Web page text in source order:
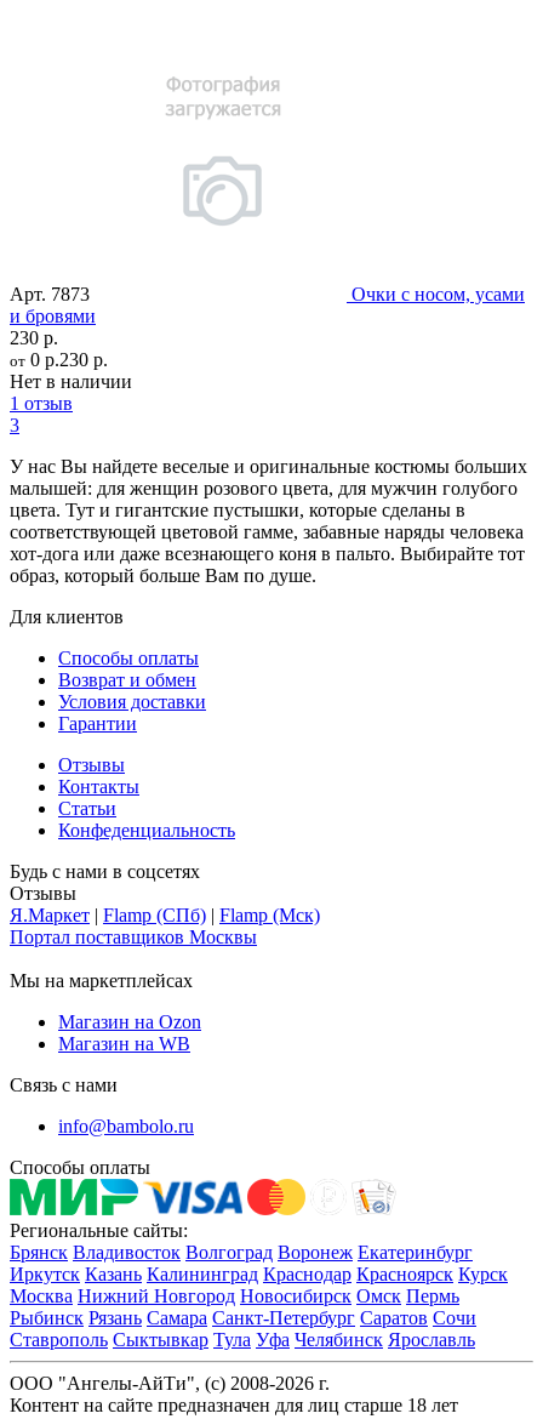
Арт. 7873
Очки с носом, усами
и бровями
230 р.
от 0 р.230 р.
Нет в наличии
1 отзыв
3
У нас Вы найдете веселые и оригинальные костюмы больших
малышей: для женщин розового цвета, для мужчин голубого
цвета. Тут и гигантские пустышки, которые сделаны в
соответствующей цветовой гамме, забавные наряды человека
хот-дога или даже всезнающего коня в пальто. Выбирайте тот
образ, который больше Вам по душе.
Для клиентов
Способы оплаты
Возврат и обмен
Условия доставки
Гарантии
Отзывы
Контакты
Статьи
Конфеденциальность
Будь с нами в соцсетях
Отзывы
Я.Маркет | Flamp (СПб) | Flamp (Мск)
Портал поставщиков Москвы
Мы на маркетплейсах
Магазин на Ozon
Магазин на WB
Связь с нами
info@bambolo.ru
Способы оплаты
Региональные сайты:
Брянск Владивосток Волгоград Воронеж Екатеринбург
Иркутск Казань Калининград Краснодар Красноярск Курск
Москва Нижний Новгород Новосибирск Омск Пермь
Рыбинск Рязань Самара Санкт-Петербург Саратов Сочи
Ставрополь Сыктывкар Тула Уфа Челябинск Ярославль
ООО "Ангелы-АйТи", (c) 2008-2026 г.
Контент на сайте предназначен для лиц старше 18 лет